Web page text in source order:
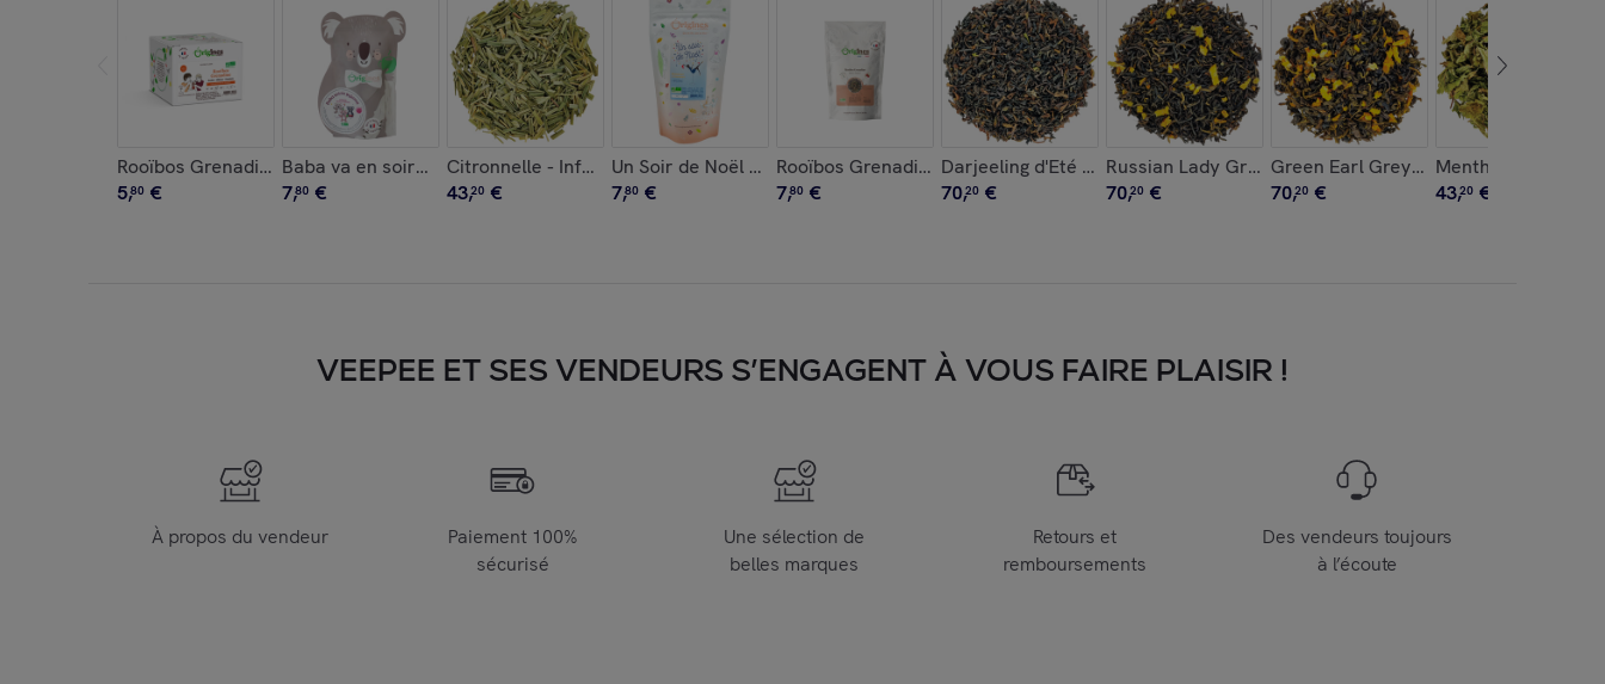
Rooïbos Grenadine Bio - Infusettes 15x2g
5,80 €
Baba va en soirée pyjama - Infusion Bio - 20x2g
7,80 €
Citronnelle - Infusion Bio plante naturelle - Vrac 800g
43,20 €
Un Soir de Noël - Rooibos Bio - Sachet Noël 100g
7,80 €
Rooïbos Grenadine Bio - Sachet 100g
7,80 €
Darjeeling d'Eté - Thé Noir Bio d'Inde - Vrac 1kg
70,20 €
Russian Lady Grey - Thé Noir Bio de Chine - Vrac 1kg
70,20 €
Green Earl Grey - Thé Vert Bio - Vrac
70,20 €
Menthe Nanah -
43,20 €
VEEPEE ET SES VENDEURS S’ENGAGENT À VOUS FAIRE PLAISIR !
À propos du vendeur
Paiement 100%
sécurisé
Une sélection de
belles marques
Retours et
remboursements
Des vendeurs toujours
à l’écoute